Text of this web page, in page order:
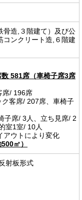
骨造,３階建て）及び公
コンクリート造,６階建
581席（車椅子席3席
席/ 196席
客席/ 207席、車椅子
席/ 3人、立ち見席/ 2
室1室/ 10人
ウトにより変化
㎡）
射板形式